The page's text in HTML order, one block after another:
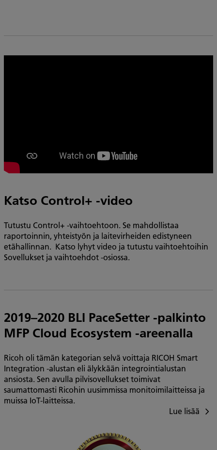
Katso Control+ -video
Tutustu Control+ -vaihtoehtoon. Se mahdollistaa
raportoinnin, yhteistyön ja laitevirheiden edistyneen
etähallinnan. Katso lyhyt video ja tutustu vaihtoehtoihin
Sovellukset ja vaihtoehdot -osiossa.
2019–2020 BLI PaceSetter -palkinto
MFP Cloud Ecosystem -areenalla
Ricoh oli tämän kategorian selvä voittaja RICOH Smart
Integration -alustan eli älykkään integrointialustan
ansiosta. Sen avulla pilvisovellukset toimivat
saumattomasti Ricohin uusimmissa monitoimilaitteissa ja
muissa IoT-laitteissa.
Lue lisää